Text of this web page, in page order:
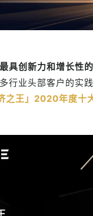
具创新力和增长性的
行业头部客户的实
之王」 2020年度十